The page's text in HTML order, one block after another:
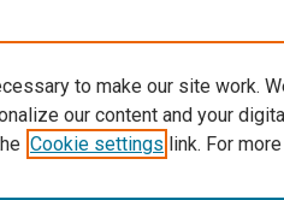
to make our site work.
our content and your
Cookie settings link. For